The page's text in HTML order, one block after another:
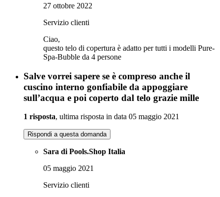
27 ottobre 2022
Servizio clienti
Ciao,
questo telo di copertura è adatto per tutti i modelli Pure-
Spa-Bubble da 4 persone
Salve vorrei sapere se è compreso anche il
cuscino interno gonfiabile da appoggiare
sull’acqua e poi coperto dal telo grazie mille
1 risposta, ultima risposta in data 05 maggio 2021
Rispondi a questa domanda
Sara di Pools.Shop Italia
05 maggio 2021
Servizio clienti